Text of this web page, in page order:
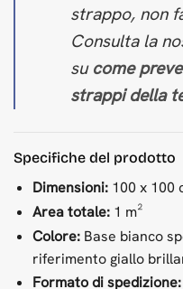
strappo, non
Consulta la
su come
strappi della
Specifiche del prodotto
Dimensioni:100 x 100
Area totale:1 m²
Colore:Base bianco
riferimento giallo
Formato di spedizione: